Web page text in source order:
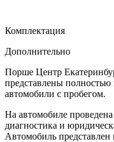
Комплектация
Дополнительно
Порше Центр
представлены
автомобили с пробегом.
На автомобиле
диагностика и
Автомобиль представлен